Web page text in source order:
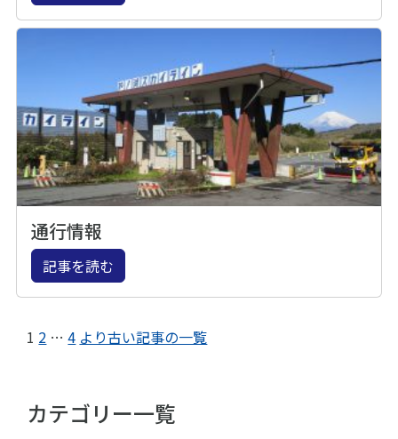
通行情報
記事を読む
1 2 … 4 より古い記事の一覧
カテゴリー一覧